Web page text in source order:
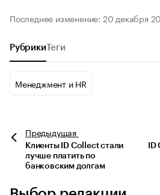
Последнее изменение: 20 декабря
Рубрики Теги
Менеджмент и HR
Предыдущая
Клиенты ID Collect стали
лучше платить по
банковским долгам